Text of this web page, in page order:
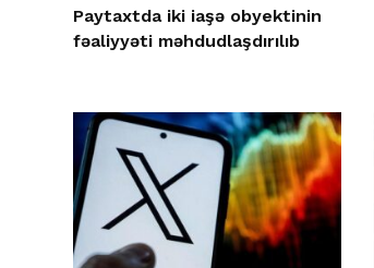
Paytaxtda iki iaşə obyektinin
fəaliyyəti məhdudlaşdırılıb